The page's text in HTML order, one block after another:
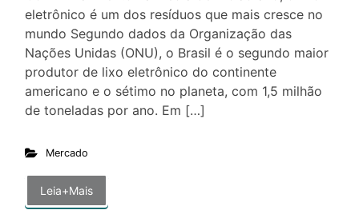
eletrônico é um dos resíduos que mais cresce no
mundo Segundo dados da Organização das
Nações Unidas (ONU), o Brasil é o segundo maior
produtor de lixo eletrônico do continente
americano e o sétimo no planeta, com 1,5 milhão
de toneladas por ano. Em […]
Mercado
Leia+Mais